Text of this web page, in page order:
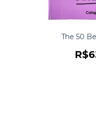
The 50